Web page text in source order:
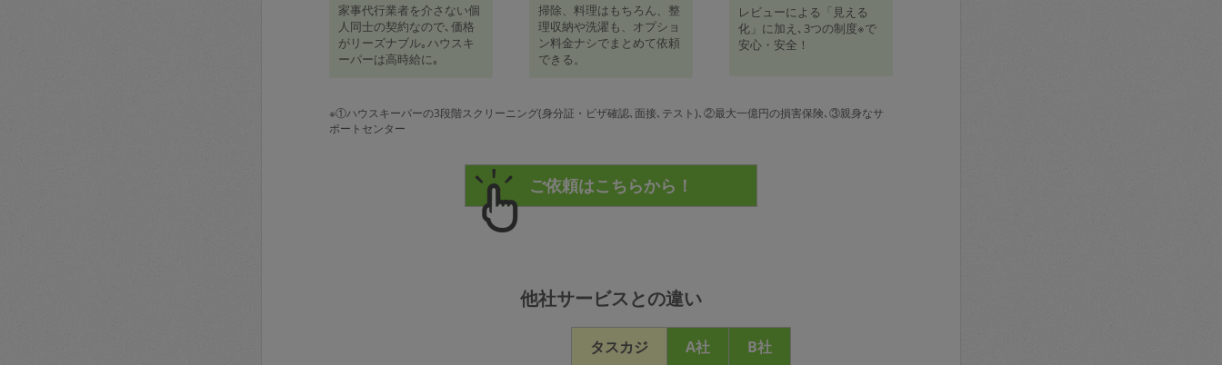
家事代行業者を介さない個
人同士の契約なので､価格
がリーズナブル｡ハウスキ
ーパーは高時給に｡
掃除、料理はもちろん、整
理収納や洗濯も、オプショ
ン料金ナシでまとめて依頼
できる。
レビューによる「見える
化」に加え､3つの制度※で
安心・安全！
※①ハウスキーパーの3段階スクリーニング(身分証・ビザ確認､面接､テスト)､②最大一億円の損害保険､③親身なサ
ポートセンター
他社サービスとの違い
タスカジ A社
B社